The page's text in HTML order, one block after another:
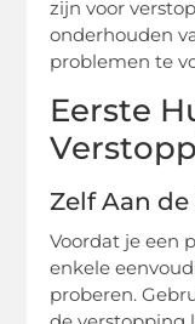
zijn voor
onderhouden
problemen te
Eerste
Zelf Aan de
Voordat je een
enkele
proberen.